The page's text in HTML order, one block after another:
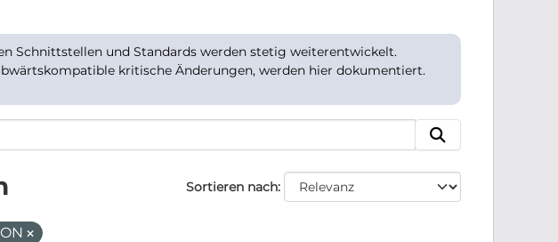
Schnittstellen und Standards werden stetig weiterentwickelt.
kritische Änderungen, werden hier dokumentiert.
Sortieren nach